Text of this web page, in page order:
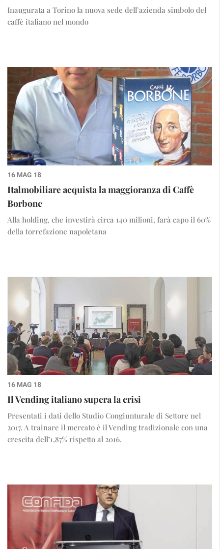
Inaugurata a Torino la nuova sede dell’azienda simbolo del
caffè italiano nel mondo
16 MAG 18
Italmobiliare acquista la maggioranza di Caffè
Borbone
Alla holding, che investirà circa 140 milioni, farà capo il 60%
della torrefazione napoletana
16 MAG 18
Il Vending italiano supera la crisi
Presentati i dati dello Studio Congiunturale di Settore nel
2017. A trainare il mercato è il Vending tradizionale con una
crescita dell’1,87% rispetto al 2016.